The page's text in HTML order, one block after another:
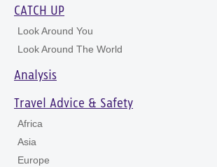
CATCH UP
Look Around You
Look Around The World
Analysis
Travel Advice & Safety
Africa
Asia
Europe